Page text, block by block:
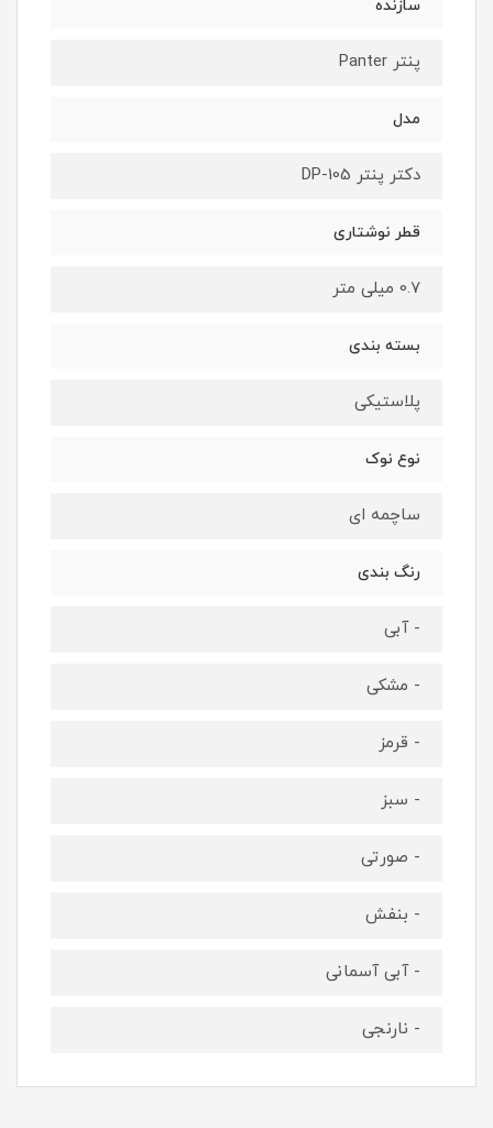
سازنده
پنتر Panter
مدل
دکتر پنتر DP-105
قطر نوشتاری
0.7 میلی متر
بسته بندی
پلاستیکی
نوع نوک
ساچمه ای
رنگ بندی
- آبی
- مشکی
- قرمز
- سبز
- صورتی
- بنفش
- آبی آسمانی
- نارنجی